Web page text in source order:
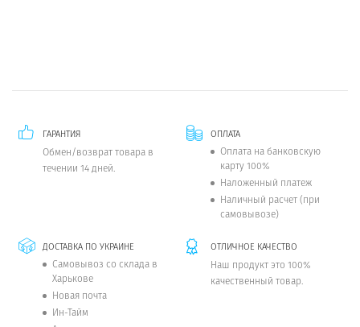
ГАРАНТИЯ
Обмен/возврат товара в
течении 14 дней.
ОПЛАТА
Оплата на банковскую
карту 100%
Наложенный платеж
Наличный расчет (при
самовывозе)
ДОСТАВКА ПО УКРАИНЕ
Самовывоз со склада в
Харькове
Новая почта
Ин-Тайм
ОТЛИЧНОЕ КАЧЕСТВО
Наш продукт это 100%
качественный товар.